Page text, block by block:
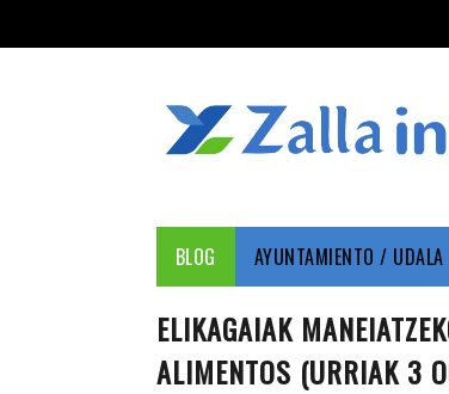
BLOG AYUNTAMIENTO / UDALA
ELIKAGAIAK
ALIMENTOS (URRIAK 3